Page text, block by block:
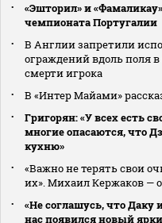
«Эшторил» и
чемпионата Португалии
В Англии запретили
ограждений вдоль поля
смерти игрока
В «Интер Майами»
Григорян: «У всех есть
многие опасаются, что
кухню»
«Важно не терять свои
их». Михаил Кержаков —
«Не соглашусь, что Даку
нас появился новый